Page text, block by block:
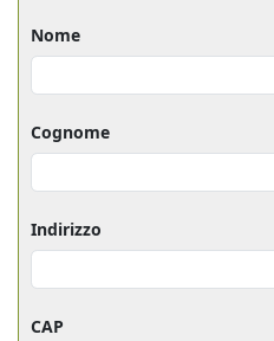
Nome
Cognome
Indirizzo
CAP